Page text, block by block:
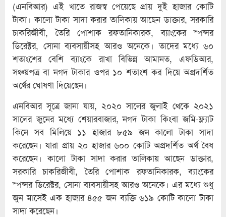
(এনবিআর) এই খাতে রাজস্ব পেয়েছে প্রায় দুই হাজার কোটি
টাকা। কালো টাকা সাদা করার তালিকায় আছেন ডাক্তার, সরকারি
চাকরিজীবী, তৈরি পোশাক রফতানিকারক, ব্যাংকের স্পন্সর
ডিরেক্টর, সোনা ব্যবসায়ীসহ আরও অনেকে। তাদের মধ্যে ৬০
শতাংশের বেশি ব্যাংকে রাখা বিভিন্ন আমানত, এফডিআর,
সঞ্চয়পত্র বা নগদ টাকার ওপর ১০ শতাংশ কর দিয়ে অপ্রদর্শিত
অর্থের ঘোষণা দিয়েছেন।
এনবিআর সূত্রে জানা যায়, ২০২০ সালের জুলাই থেকে ২০২১
সালের জুনের মধ্যে শেয়ারবাজার, নগদ টাকা কিংবা জমি-ফ্ল্যাট
কিনে সব মিলিয়ে ১১ হাজার ৮৫৯ জন কালো টাকা সাদা
করেছেন। যারা প্রায় ২০ হাজার ৬০০ কোটি অপ্রদর্শিত অর্থ বৈধ
করেছেন। কালো টাকা সাদা করার তালিকায় আছেন ডাক্তার,
সরকারি চাকরিজীবী, তৈরি পোশাক রফতানিকারক, ব্যাংকের
স্পন্সর ডিরেক্টর, সোনা ব্যবসায়ীসহ আরও অনেকে। এর মধ্যে শুধু
জুন মাসেই এক হাজার ৪৫৫ জন ব্যক্তি ৬১৯ কোটি কালো টাকা
সাদা করেছেন।